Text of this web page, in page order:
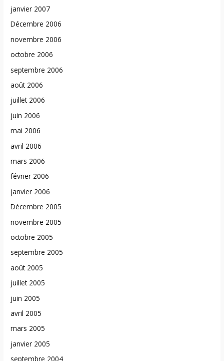
janvier 2007
Décembre 2006
novembre 2006
octobre 2006
septembre 2006
août 2006
juillet 2006
juin 2006
mai 2006
avril 2006
mars 2006
février 2006
janvier 2006
Décembre 2005
novembre 2005
octobre 2005
septembre 2005
août 2005
juillet 2005
juin 2005
avril 2005
mars 2005
janvier 2005
septembre 2004